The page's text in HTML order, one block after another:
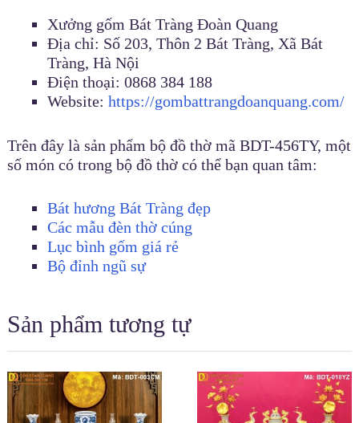
Xưởng gốm Bát Tràng Đoàn Quang
Địa chỉ: Số 203, Thôn 2 Bát Tràng, Xã Bát
Tràng, Hà Nội
Điện thoại: 0868 384 188
Website: https://gombattrangdoanquang.com/
Trên đây là sản phẩm bộ đồ thờ mã BDT-456TY, một
số món có trong bộ đồ thờ có thể bạn quan tâm:
Bát hương Bát Tràng đẹp
Các mẫu đèn thờ cúng
Lục bình gốm giá rẻ
Bộ đỉnh ngũ sự
Sản phẩm tương tự